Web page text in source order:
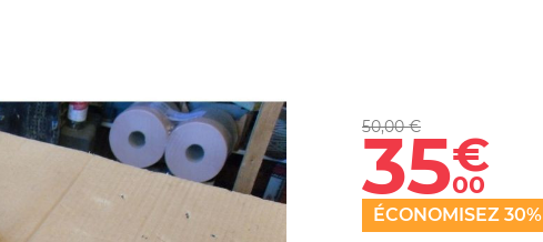
50,00 €
35€
00
ÉCONOMISEZ 30%